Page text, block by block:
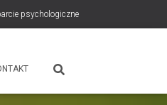
psychologiczne